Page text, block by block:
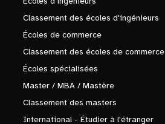
Classement des écoles d'ingénieurs
Écoles de commerce
Classement des écoles de commerce
Écoles spécialisées
Master / MBA / Mastère
Classement des masters
International - Étudier à l'étranger